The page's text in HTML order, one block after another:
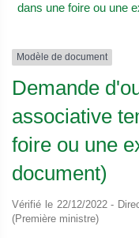
dans une foire ou une
Modèle de document
Demande
associative
foire ou une
document)
Vérifié le 22/12/2022 -
(Première ministre)